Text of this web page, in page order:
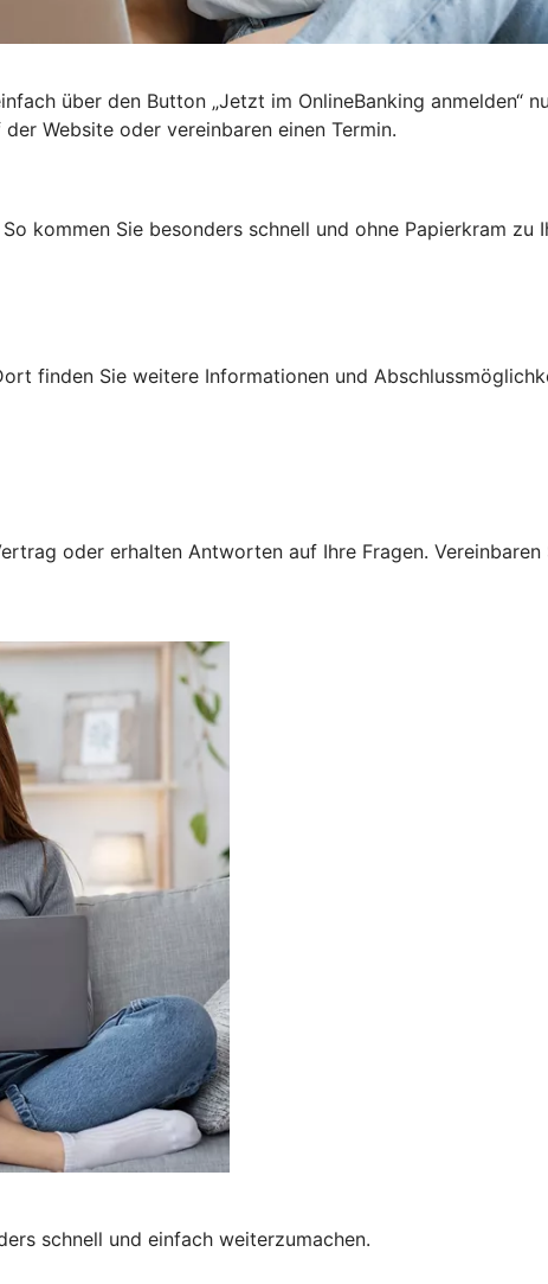
über den Button „Jetzt im OnlineBanking anmelden“
Website oder vereinbaren einen Termin.
kommen Sie besonders schnell und ohne Papierkram zu
finden Sie weitere Informationen und
oder erhalten Antworten auf Ihre Fragen.
schnell und einfach weiterzumachen.